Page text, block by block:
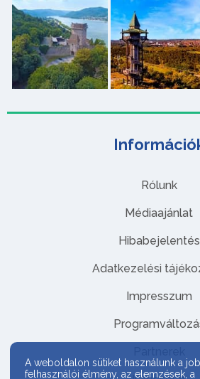
Rólunk
Médiaajánlat
Hibabejelentés
Adatkezelési
Impresszum
A weboldalon sütiket használunk a
felhasználói élmény, az elemzések, a